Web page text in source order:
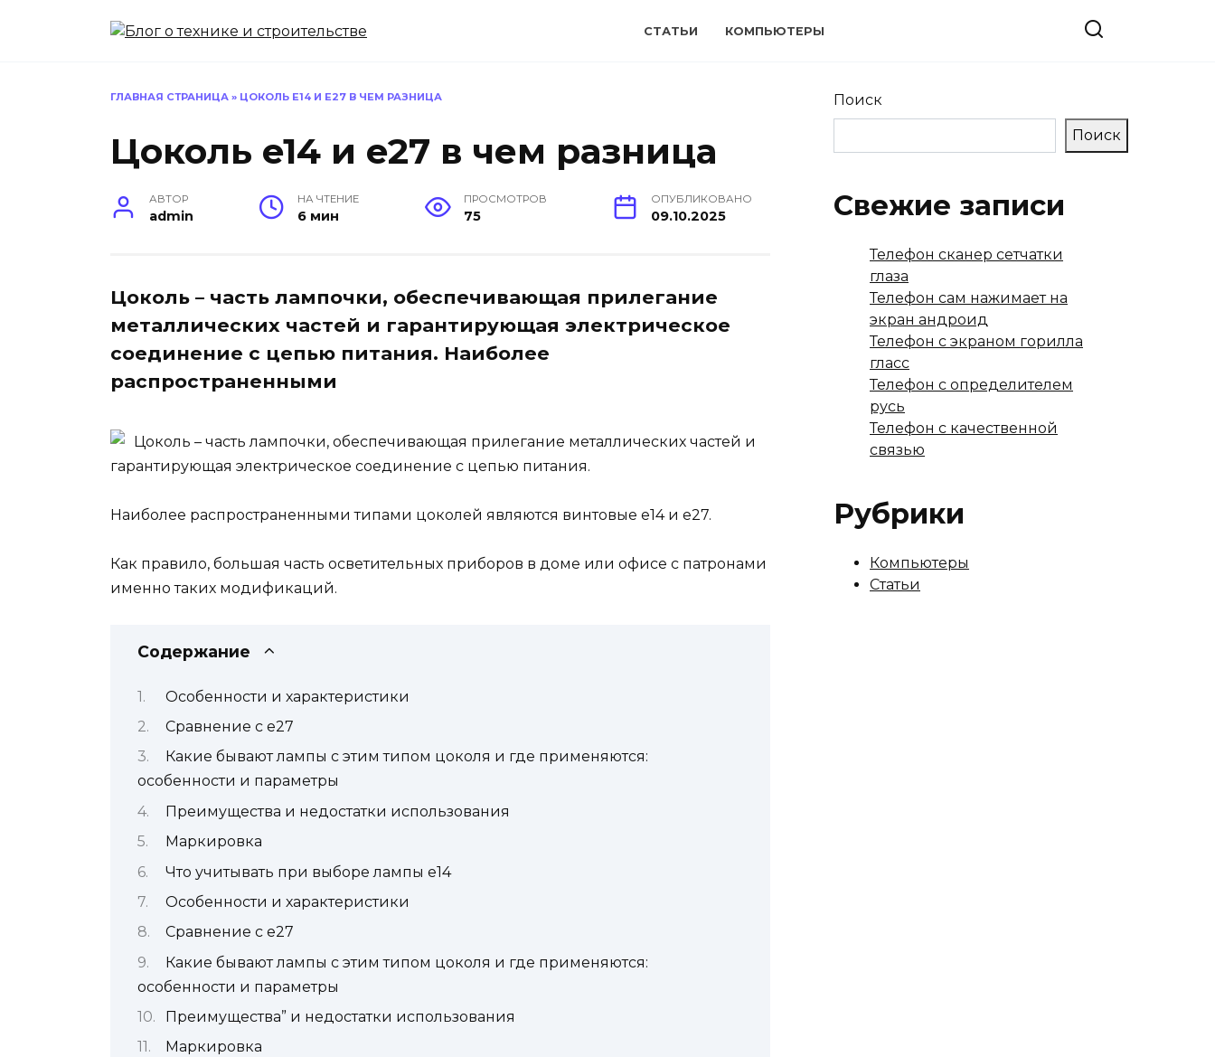
СТАТЬИ КОМПЬЮТЕРЫ
ГЛАВНАЯ СТРАНИЦА » ЦОКОЛЬ E14 И E27 В ЧЕМ РАЗНИЦА
Цоколь e14 и e27 в чем разница
АВТОР
admin
НА ЧТЕНИЕ
6 мин
ПРОСМОТРОВ
75
ОПУБЛИКОВАНО
09.10.2025
Цоколь – часть лампочки, обеспечивающая прилегание
металлических частей и гарантирующая электрическое
соединение с цепью питания. Наиболее
распространенными
Цоколь – часть лампочки, обеспечивающая прилегание металлических частей и
гарантирующая электрическое соединение с цепью питания.
Наиболее распространенными типами цоколей являются винтовые е14 и е27.
Как правило, большая часть осветительных приборов в доме или офисе с патронами
именно таких модификаций.
Содержание
Особенности и характеристики
Сравнение с e27
Какие бывают лампы с этим типом цоколя и где применяются:
особенности и параметры
Преимущества и недостатки использования
Маркировка
Что учитывать при выборе лампы e14
Особенности и характеристики
Сравнение с e27
Какие бывают лампы с этим типом цоколя и где применяются:
особенности и параметры
Преимущества” и недостатки использования
Маркировка
Поиск
Поиск
Свежие записи
Телефон сканер сетчатки
глаза
Телефон сам нажимает на
экран андроид
Телефон с экраном горилла
гласс
Телефон с определителем
русь
Телефон с качественной
связью
Рубрики
Компьютеры
Статьи